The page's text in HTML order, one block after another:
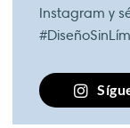
Instagram y